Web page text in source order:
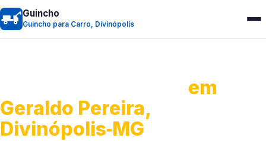
Guincho
Guincho para Carro, Divinópolis
em
Geraldo Pereira,
Divinópolis‑MG